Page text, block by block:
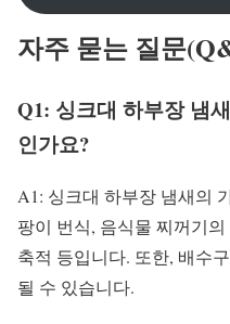
자주 묻는 질문
Q1: 싱크대 하부장 냄
인가요?
A1: 싱크대 하부장 냄새의
팡이 번식, 음식물 찌꺼기
축적 등입니다. 또한, 배수
될 수 있습니다.